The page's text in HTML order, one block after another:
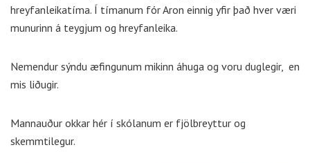
hreyfanleikatíma. Í tímanum fór Aron einnig yfir það hver væri
munurinn á teygjum og hreyfanleika.
Nemendur sýndu æfingunum mikinn áhuga og voru duglegir, en
mis liðugir.
Mannauður okkar hér í skólanum er fjölbreyttur og
skemmtilegur.